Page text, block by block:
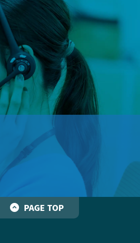
PAGE TOP